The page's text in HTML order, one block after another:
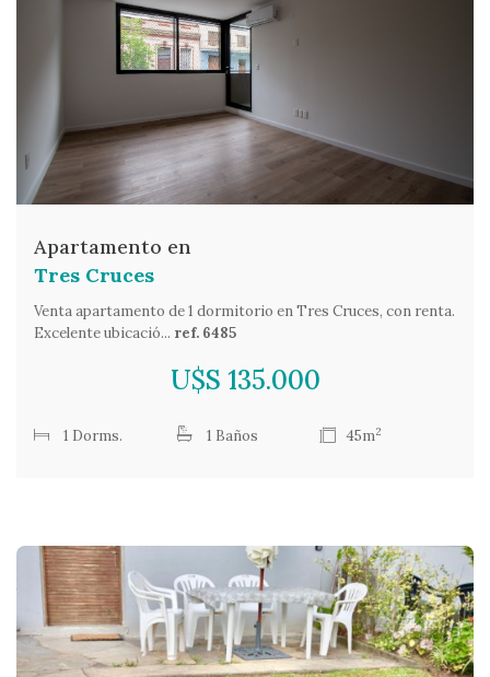
Apartamento en
Tres Cruces
Venta apartamento de 1 dormitorio en Tres Cruces, con renta.
Excelente ubicació... ref. 6485
U$S 135.000
1 Dorms. 1 Baños 45m2